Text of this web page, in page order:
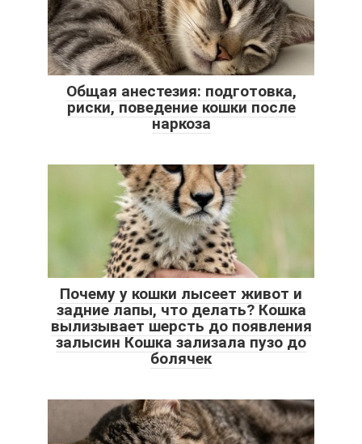
Общая анестезия: подготовка,
риски, поведение кошки после
наркоза
Почему у кошки лысеет живот и
задние лапы, что делать? Кошка
вылизывает шерсть до появления
залысин Кошка зализала пузо до
болячек